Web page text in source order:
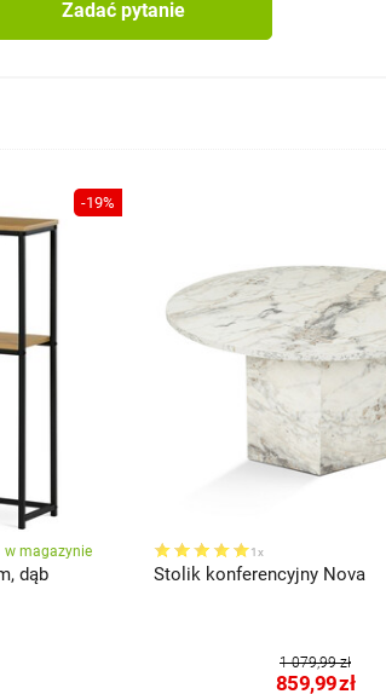
Zadać pytanie
-19%
w magazynie
dąb
1x
Stolik konferencyjny Nova
1 079,99 zł
859,99zł